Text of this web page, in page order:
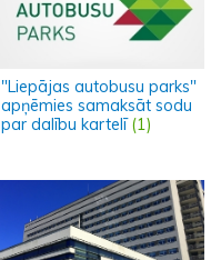
"Liepājas autobusu parks"
apņēmies samaksāt sodu
par dalību kartelī(1)